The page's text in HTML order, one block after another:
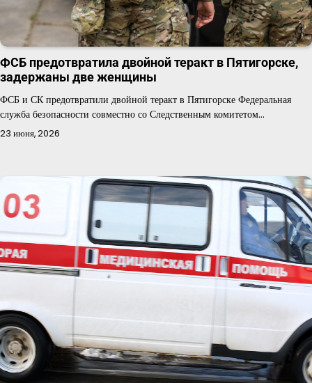
ФСБ предотвратила двойной теракт в Пятигорске,
задержаны две женщины
ФСБ и СК предотвратили двойной теракт в Пятигорске Федеральная
служба безопасности совместно со Следственным комитетом…
23 июня, 2026